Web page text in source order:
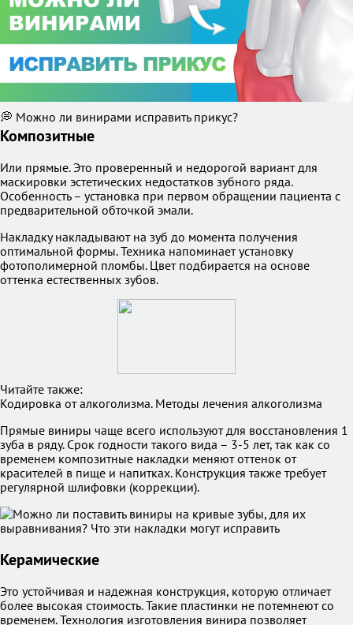
💭 Можно ли винирами исправить прикус?
Композитные
Или прямые. Это проверенный и недорогой вариант для
маскировки эстетических недостатков зубного ряда.
Особенность – установка при первом обращении пациента с
предварительной обточкой эмали.
Накладку накладывают на зуб до момента получения
оптимальной формы. Техника напоминает установку
фотополимерной пломбы. Цвет подбирается на основе
оттенка естественных зубов.
Читайте также:
Кодировка от алкоголизма. Методы лечения алкоголизма
Прямые виниры чаще всего используют для восстановления 1
зуба в ряду. Срок годности такого вида – 3-5 лет, так как со
временем композитные накладки меняют оттенок от
красителей в пище и напитках. Конструкция также требует
регулярной шлифовки (коррекции).
Керамические
Это устойчивая и надежная конструкция, которую отличает
более высокая стоимость. Такие пластинки не потемнеют со
временем. Технология изготовления винира позволяет